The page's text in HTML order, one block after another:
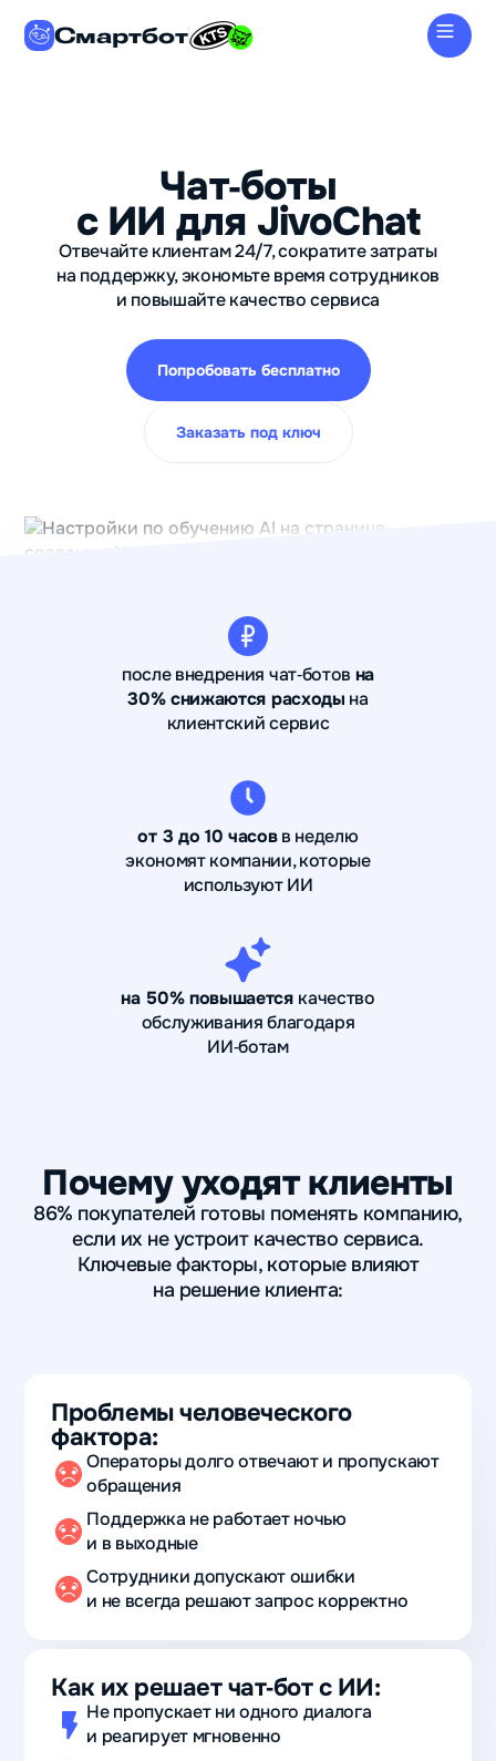
Смартбот
Чат‑боты
с ИИ для JivoChat
Отвечайте клиентам 24/7, сократите затраты
на поддержку, экономьте время сотрудников
и повышайте качество сервиса
Попробовать бесплатно
Заказать под ключ
после внедрения чат‑ботов на
30% снижаются расходы на
клиентский сервис
от 3 до 10 часовв неделю
экономят компании, которые
используют ИИ
на 50% повышается качество
обслуживания благодаря
ИИ‑ботам
Почему уходят клиенты
86% покупателей готовы поменять компанию,
если их не устроит качество сервиса.
Ключевые факторы, которые влияют
на решение клиента:
Проблемы человеческого
фактора:
Операторы долго отвечают и пропускают
обращения
Поддержка не работает ночью
и в выходные
Сотрудники допускают ошибки
и не всегда решают запрос корректно
Как их решает чат‑бот с ИИ:
Не пропускает ни одного диалога
и реагирует мгновенно